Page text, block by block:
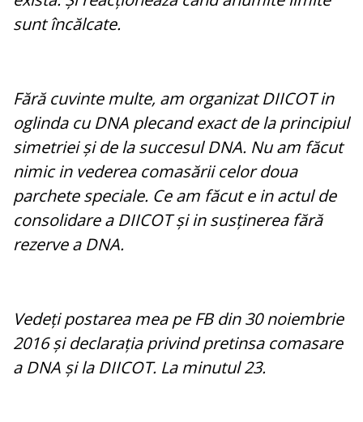
sunt încălcate.
Fără cuvinte multe, am organizat DIICOT in
oglinda cu DNA plecand exact de la principiul
simetriei și de la succesul DNA. Nu am făcut
nimic in vederea comasării celor doua
parchete speciale. Ce am făcut e in actul de
consolidare a DIICOT și in susținerea fără
rezerve a DNA.
Vedeți postarea mea pe FB din 30 noiembrie
2016 și declarația privind pretinsa comasare
a DNA și la DIICOT. La minutul 23.